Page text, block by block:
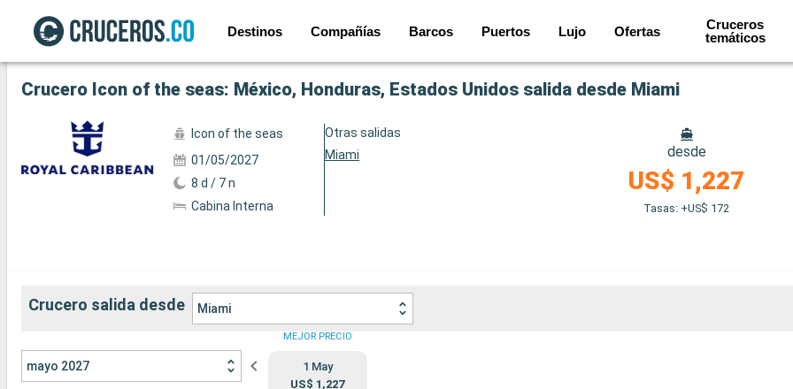
Destinos Compañías Barcos Puertos Lujo Ofertas
Cruceros
temáticos
Ver las 151 fotos siguientes
Crucero Icon of the seas: México, Honduras, Estados Unidos salida desde Miami
Icon of the seas
01/05/2027
8 d / 7 n
Cabina Interna
Otras salidas
Miami
desde
US$ 1,227
Tasas: +US$ 172
Crucero salida desde Miami
mayo 2027
MEJOR PRECIO
1 May
US$ 1,227